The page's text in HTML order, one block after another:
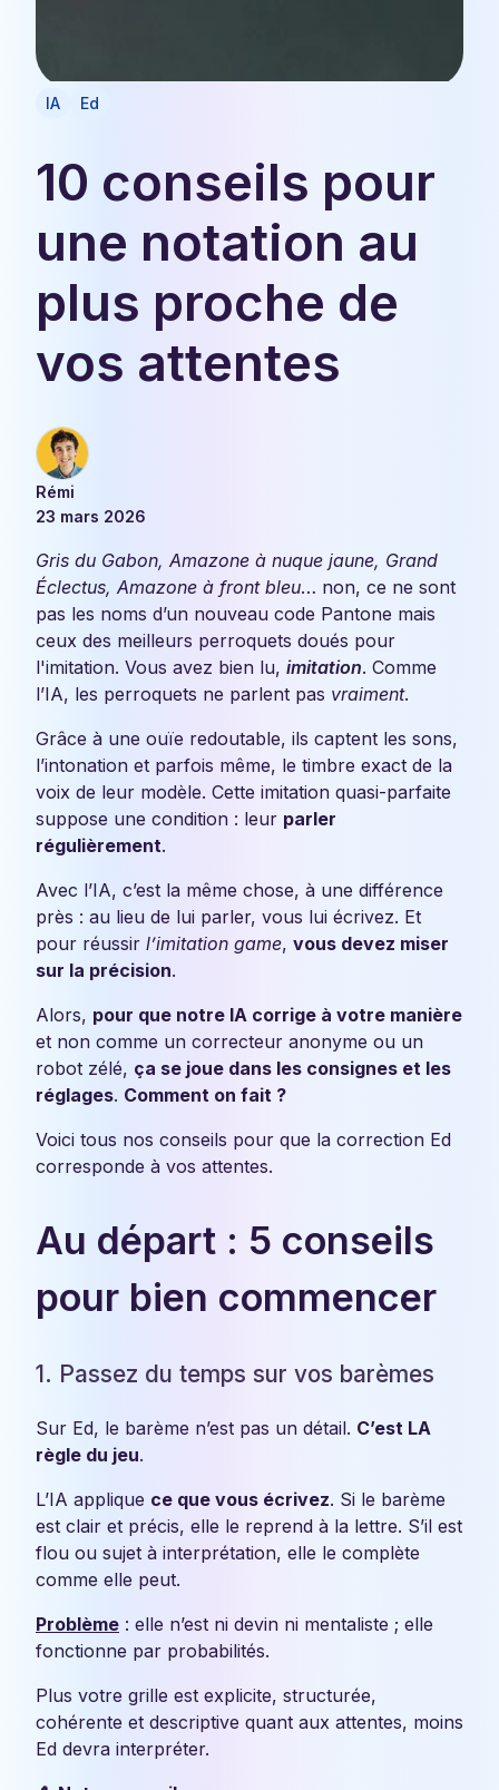
IA Ed
10 conseils pour
une notation au
plus proche de
vos attentes
Rémi
23 mars 2026
Gris du Gabon, Amazone à nuque jaune, Grand
Éclectus, Amazone à front bleu… non, ce ne sont
pas les noms d’un nouveau code Pantone mais
ceux des meilleurs perroquets doués pour
l'imitation. Vous avez bien lu, imitation. Comme
l’IA, les perroquets ne parlent pas vraiment.
Grâce à une ouïe redoutable, ils captent les sons,
l’intonation et parfois même, le timbre exact de la
voix de leur modèle. Cette imitation quasi-parfaite
suppose une condition : leur parler
régulièrement.
Avec l’IA, c’est la même chose, à une différence
près : au lieu de lui parler, vous lui écrivez. Et
pour réussir l’imitation game, vous devez miser
sur la précision.
Alors, pour que notre IA corrige à votre manière
et non comme un correcteur anonyme ou un
robot zélé, ça se joue dans les consignes et les
réglages. Comment on fait ?
Voici tous nos conseils pour que la correction Ed
corresponde à vos attentes.
Au départ : 5 conseils
pour bien commencer
1. Passez du temps sur vos barèmes
Sur Ed, le barème n’est pas un détail. C’est LA
règle du jeu.
L’IA applique ce que vous écrivez. Si le barème
est clair et précis, elle le reprend à la lettre. S’il est
flou ou sujet à interprétation, elle le complète
comme elle peut.
Problème : elle n’est ni devin ni mentaliste ; elle
fonctionne par probabilités.
Plus votre grille est explicite, structurée,
cohérente et descriptive quant aux attentes, moins
Ed devra interpréter.